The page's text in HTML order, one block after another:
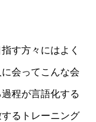
す方々にはよく
会ってこんな会
程が言語化する
るトレーニング